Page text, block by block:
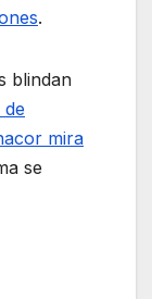
.
blindan
mira
se